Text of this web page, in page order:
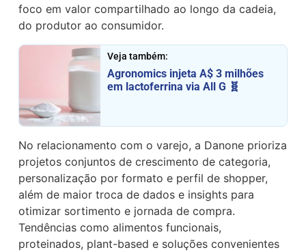
foco em valor compartilhado ao longo da cadeia,
do produtor ao consumidor.
Veja também:
Agronomics injeta A$ 3 milhões
em lactoferrina via All G 🧬
No relacionamento com o varejo, a Danone prioriza
projetos conjuntos de crescimento de categoria,
personalização por formato e perfil de shopper,
além de maior troca de dados e insights para
otimizar sortimento e jornada de compra.
Tendências como alimentos funcionais,
proteinados, plant-based e soluções convenientes